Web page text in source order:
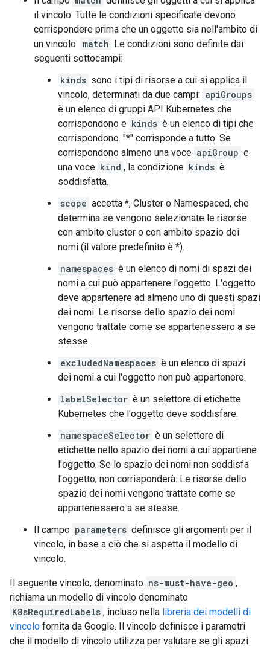
il vincolo. Tutte le condizioni specificate devono
corrispondere prima che un oggetto sia nell'ambito di
un vincolo. match Le condizioni sono definite dai
seguenti sottocampi:
kinds sono i tipi di risorse a cui si applica il
vincolo, determinati da due campi: apiGroups
è un elenco di gruppi API Kubernetes che
corrispondono e kinds è un elenco di tipi che
corrispondono. "*" corrisponde a tutto. Se
corrispondono almeno una voce apiGroup e
una voce kind , la condizione kinds è
soddisfatta.
scope accetta *, Cluster o Namespaced, che
determina se vengono selezionate le risorse
con ambito cluster o con ambito spazio dei
nomi (il valore predefinito è *).
namespaces è un elenco di nomi di spazi dei
nomi a cui può appartenere l'oggetto. L'oggetto
deve appartenere ad almeno uno di questi spazi
dei nomi. Le risorse dello spazio dei nomi
vengono trattate come se appartenessero a se
stesse.
excludedNamespaces è un elenco di spazi
dei nomi a cui l'oggetto non può appartenere.
labelSelector è un selettore di etichette
Kubernetes che l'oggetto deve soddisfare.
namespaceSelector è un selettore di
etichette nello spazio dei nomi a cui appartiene
l'oggetto. Se lo spazio dei nomi non soddisfa
l'oggetto, non corrisponderà. Le risorse dello
spazio dei nomi vengono trattate come se
appartenessero a se stesse.
Il campo parameters definisce gli argomenti per il
vincolo, in base a ciò che si aspetta il modello di
vincolo.
Il seguente vincolo, denominato ns-must-have-geo ,
richiama un modello di vincolo denominato
K8sRequiredLabels , incluso nella libreria dei modelli di
vincolo fornita da Google. Il vincolo definisce i parametri
che il modello di vincolo utilizza per valutare se gli spazi